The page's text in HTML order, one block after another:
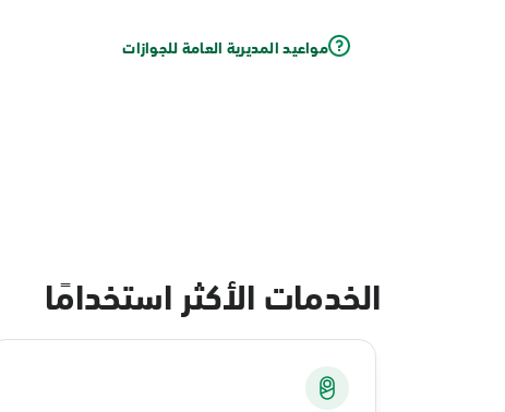
مواعيد المديرية العامة للجوازات
الخدمات الأكثر استخدامًا